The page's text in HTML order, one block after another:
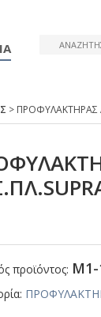
> ΠΡΟΦΥΛΑΚΤΗΡΑΣ
προϊόντος: Μ1-